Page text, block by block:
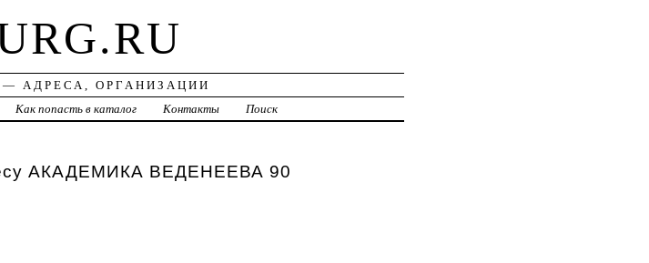
АДРЕСА, ОРГАНИЗАЦИИ
Как попасть в каталог Контакты Поиск
АКАДЕМИКА ВЕДЕНЕЕВА 90